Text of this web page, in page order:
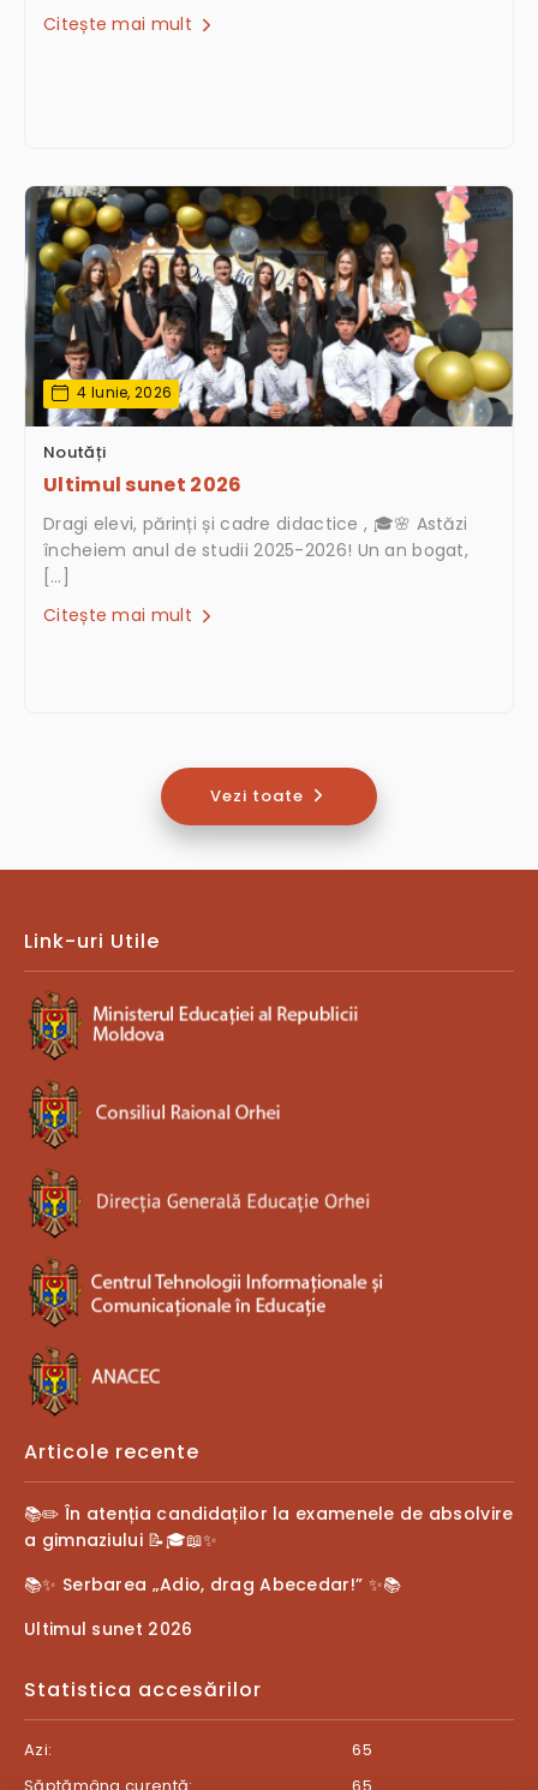
Citește mai mult
4 Iunie, 2026
Noutăți
Ultimul sunet 2026
Dragi elevi, părinți și cadre didactice , 🎓🌸 Astăzi
încheiem anul de studii 2025-2026! Un an bogat,
[…]
Citește mai mult
Vezi toate
Link-uri Utile
Articole recente
📚✏️ În atenția candidaților la examenele de absolvire
a gimnaziului 📝🎓📖✨
📚✨ Serbarea „Adio, drag Abecedar!” ✨📚
Ultimul sunet 2026
Statistica accesărilor
Azi:
65